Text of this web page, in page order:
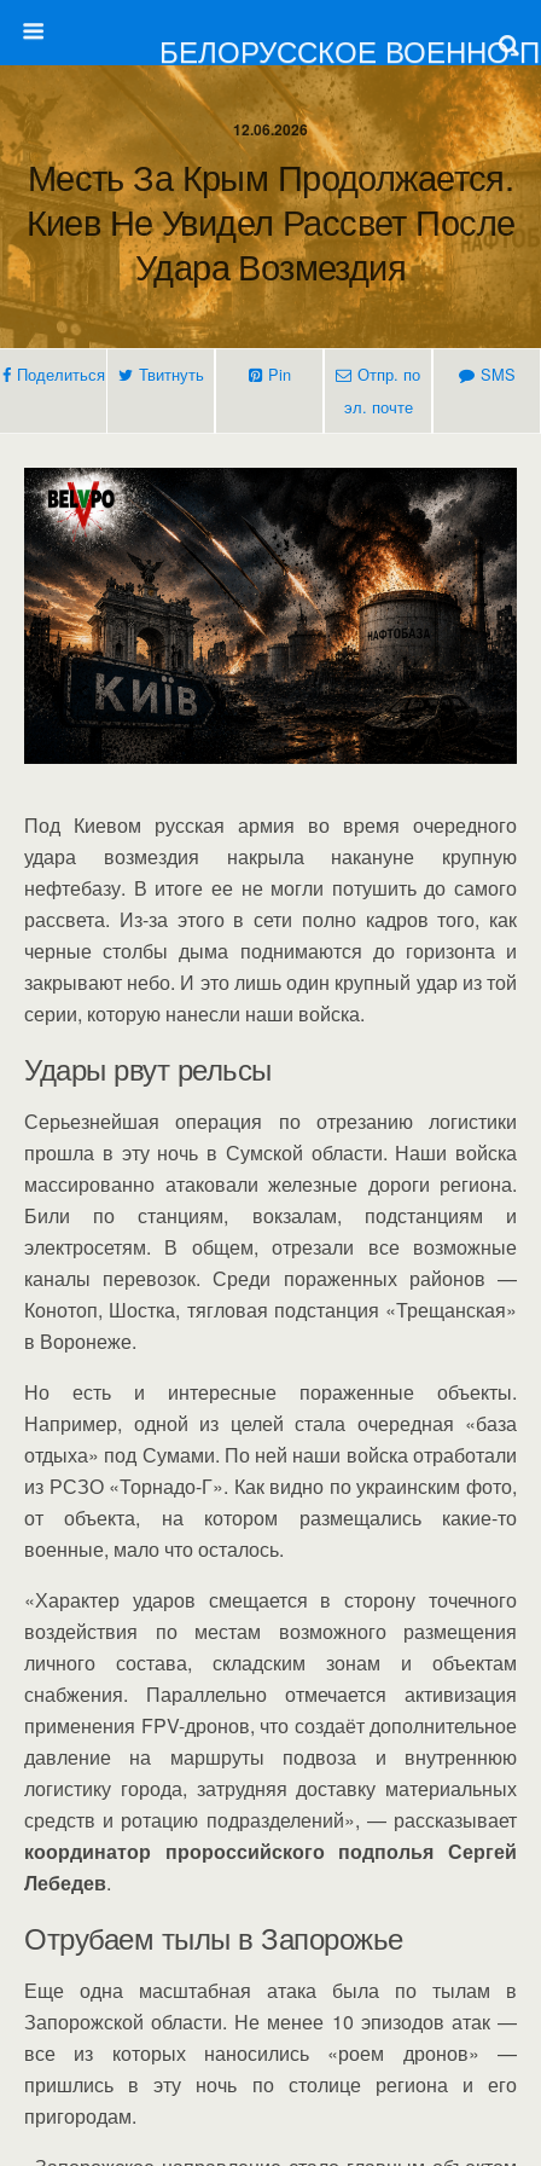
БЕЛОРУССКОЕ ВОЕННО-
12.06.2026
Месть За Крым Продолжается.
Киев Не Увидел Рассвет После
Удара Возмездия
Поделиться Твитнуть Pin
Отпр. по
эл. почте
SMS
Под Киевом русская армия во время очередного
удара возмездия накрыла накануне крупную
нефтебазу. В итоге ее не могли потушить до самого
рассвета. Из-за этого в сети полно кадров того, как
черные столбы дыма поднимаются до горизонта и
закрывают небо. И это лишь один крупный удар из той
серии, которую нанесли наши войска.
Удары рвут рельсы
Серьезнейшая операция по отрезанию логистики
прошла в эту ночь в Сумской области. Наши войска
массированно атаковали железные дороги региона.
Били по станциям, вокзалам, подстанциям и
электросетям. В общем, отрезали все возможные
каналы перевозок. Среди пораженных районов —
Конотоп, Шостка, тягловая подстанция «Трещанская»
в Воронеже.
Но есть и интересные пораженные объекты.
Например, одной из целей стала очередная «база
отдыха» под Сумами. По ней наши войска отработали
из РСЗО «Торнадо-Г». Как видно по украинским фото,
от объекта, на котором размещались какие-то
военные, мало что осталось.
«Характер ударов смещается в сторону точечного
воздействия по местам возможного размещения
личного состава, складским зонам и объектам
снабжения. Параллельно отмечается активизация
применения FPV-дронов, что создаёт дополнительное
давление на маршруты подвоза и внутреннюю
логистику города, затрудняя доставку материальных
средств и ротацию подразделений», — рассказывает
координатор пророссийского подполья Сергей
Лебедев.
Отрубаем тылы в Запорожье
Еще одна масштабная атака была по тылам в
Запорожской области. Не менее 10 эпизодов атак —
все из которых наносились «роем дронов» —
пришлись в эту ночь по столице региона и его
пригородам.